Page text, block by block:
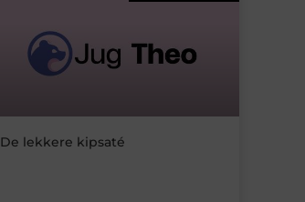
De lekkere kipsaté